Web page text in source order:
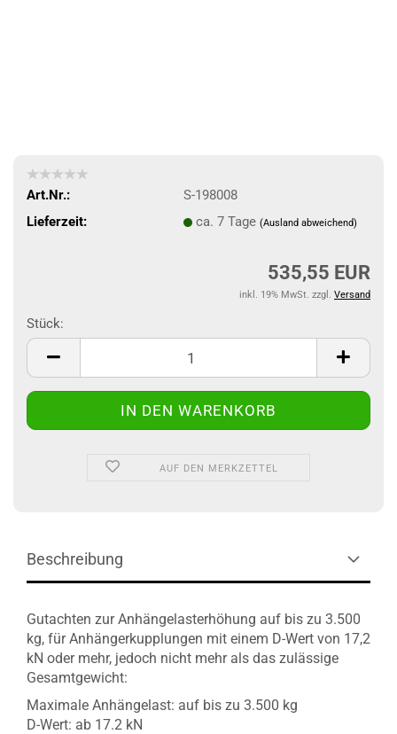
Art.Nr.:
S-198008
Lieferzeit:
ca. 7 Tage (Ausland abweichend)
535,55 EUR
inkl. 19% MwSt. zzgl. Versand
Stück:
Stück
AUF DEN MERKZETTEL
Beschreibung
Gutachten zur Anhängelasterhöhung auf bis zu 3.500
kg, für Anhängerkupplungen mit einem D-Wert von 17,2
kN oder mehr, jedoch nicht mehr als das zulässige
Gesamtgewicht:
Maximale Anhängelast: auf bis zu 3.500 kg
D-Wert: ab 17.2 kN